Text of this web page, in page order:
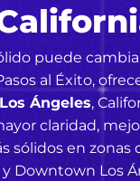
puede
al Éxito,
Ángeles,
claridad,
sólidos en zonas
y Downtown Los